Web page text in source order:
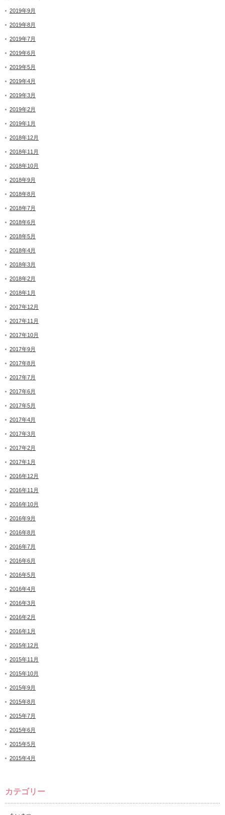
2019年9月
2019年8月
2019年7月
2019年6月
2019年5月
2019年4月
2019年3月
2019年2月
2019年1月
2018年12月
2018年11月
2018年10月
2018年9月
2018年8月
2018年7月
2018年6月
2018年5月
2018年4月
2018年3月
2018年2月
2018年1月
2017年12月
2017年11月
2017年10月
2017年9月
2017年8月
2017年7月
2017年6月
2017年5月
2017年4月
2017年3月
2017年2月
2017年1月
2016年12月
2016年11月
2016年10月
2016年9月
2016年8月
2016年7月
2016年6月
2016年5月
2016年4月
2016年3月
2016年2月
2016年1月
2015年12月
2015年11月
2015年10月
2015年9月
2015年8月
2015年7月
2015年6月
2015年5月
2015年4月
カテゴリー